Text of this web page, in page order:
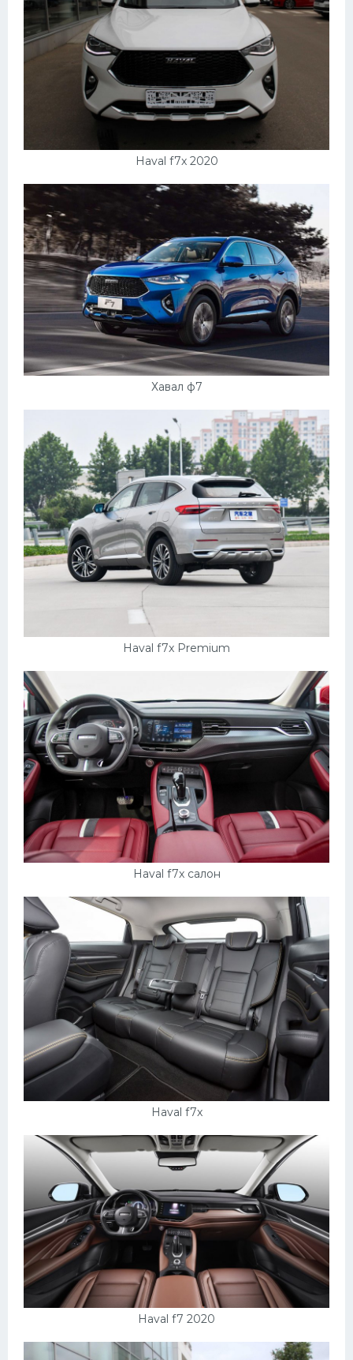
Haval f7x 2020
Хавал ф7
Haval f7x Premium
Haval f7x салон
Haval f7x
Haval f7 2020